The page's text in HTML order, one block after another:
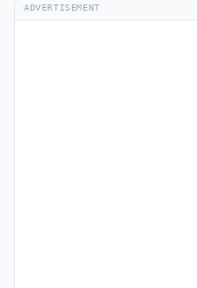
ADVERTISEMENT